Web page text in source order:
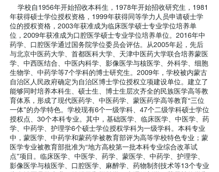
学校自1956年开始招收本科生，1978年开始招收研究生，1981
年获得硕士学位授权资格，1999年获得同等学力人员申请硕士学
位的授权资格，2003年获准成为临床医学硕士专业学位培养单
位，2009年获准成为口腔医学硕士专业学位培养单位。2016年中
药学、口腔医学通过国务院学位委员会评估。从2005年起，先后
与北京中医药大学、首都医科大学、天津中医药大学联合培养蒙医
学、中西医结合、中医内科学、影像医学与核医学、外科学、细胞
生物学、中药学等7个学科的博士研究生。2009年，学校被内蒙古
自治区人民政府确定为自治区博士学位授权立项建设单位。建立了
能够同时培养本科生、硕士生、博士生层次齐全的民族医学高等教
育体系，形成了现代医药学、中医药学、蒙医药学高等教育“三位
一体”的办学特色。学校现有6个一级学科、47个二级学科硕士学位
授权点、30个本科专业。其中，基础医学、临床医学、中医学、药
学、中药学、护理学6个硕士学位授权学科为一级学科。本科专业
中，蒙医学、中药学和蒙药学被教育部评为高等学校特色专业；蒙
医学专业被教育部批准为“地方高校第一批本科专业综合改革试
点”项目。临床医学、中医学、药学、蒙医学、中药学、护理学、
影像医学与核医学、口腔医学、麻醉学、药物制剂技术等13个专业